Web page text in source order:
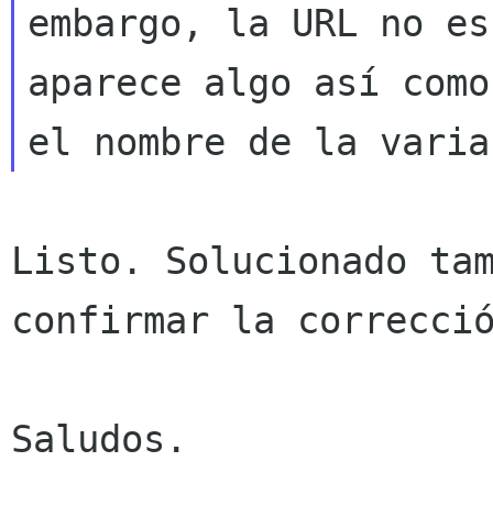
embargo, la URL no
aparece algo así como
Listo. Solucionado
confirmar la
Saludos.